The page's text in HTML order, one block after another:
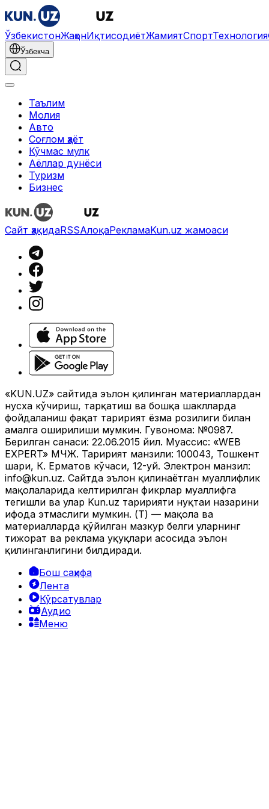
ЎзбекистонЖаҳонИқтисодиётЖамиятСпортТехнология
Ўзбекча
Таълим
Молия
Авто
Соғлом ҳаёт
Кўчмас мулк
Аёллар дунёси
Туризм
Бизнес
Сайт ҳақидаRSSАлоқаРекламаKun.uz жамоаси
«KUN.UZ» сайтида эълон қилинган материаллардан
нусха кўчириш, тарқатиш ва бошқа шаклларда
фойдаланиш фақат таҳририят ёзма розилиги билан
амалга оширилиши мумкин. Гувоҳнома: №0987.
Берилган санаси: 22.06.2015 йил. Муассис: «WEB
EXPERT» МЧЖ. Таҳририят манзили: 100043, Тошкент
шаҳри, К. Ерматов кўчаси, 12-уй. Электрон манзил:
info@kun.uz. Сайтда эълон қилинаётган муаллифлик
мақолаларида келтирилган фикрлар муаллифга
тегишли ва улар Kun.uz таҳририяти нуқтаи назарини
ифода этмаслиги мумкин. (Т) — мақола ва
материалларда қўйилган мазкур белги уларнинг
тижорат ва реклама ҳуқуқлари асосида эълон
қилинганлигини билдиради.
Бош саҳифа
Лента
Кўрсатувлар
Аудио
Меню